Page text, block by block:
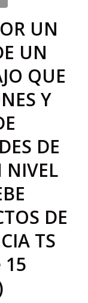
UN
UN
QUE
Y
DE
NIVEL
DE
TS
15